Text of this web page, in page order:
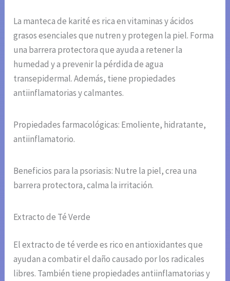
La manteca de karité es rica en vitaminas y ácidos
grasos esenciales que nutren y protegen la piel. Forma
una barrera protectora que ayuda a retener la
humedad y a prevenir la pérdida de agua
transepidermal. Además, tiene propiedades
antiinflamatorias y calmantes.
Propiedades farmacológicas: Emoliente, hidratante,
antiinflamatorio.
Beneficios para la psoriasis: Nutre la piel, crea una
barrera protectora, calma la irritación.
Extracto de Té Verde
El extracto de té verde es rico en antioxidantes que
ayudan a combatir el daño causado por los radicales
libres. También tiene propiedades antiinflamatorias y